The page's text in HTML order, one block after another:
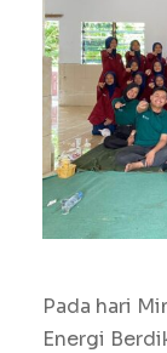
Pada hari
Energi